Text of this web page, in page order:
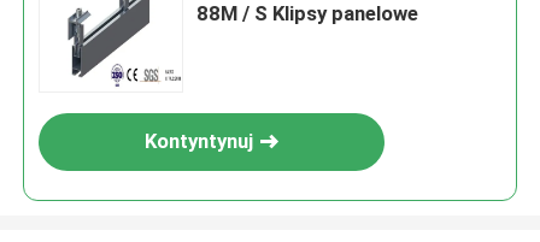
88M / S Klipsy panelowe
Kontyntynuj